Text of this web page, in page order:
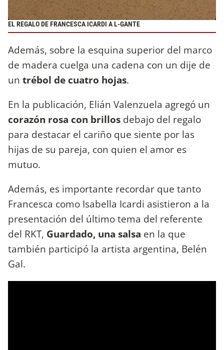
EL REGALO DE FRANCESCA ICARDI A L-GANTE
Además, sobre la esquina superior del marco
de madera cuelga una cadena con un dije de
un trébol de cuatro hojas.
En la publicación, Elián Valenzuela agregó un
corazón rosa con brillos debajo del regalo
para destacar el cariño que siente por las
hijas de su pareja, con quien el amor es
mutuo.
Además, es importante recordar que tanto
Francesca como Isabella Icardi asistieron a la
presentación del último tema del referente
del RKT, Guardado, una salsa en la que
también participó la artista argentina, Belén
Gal.